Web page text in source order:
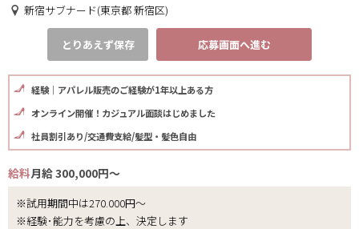
新宿サブナード(東京都 新宿区)
とりあえず保存 応募画面へ進む
経験｜アパレル販売のご経験が1年以上ある方
オンライン開催！カジュアル面談はじめました
社員割引あり/交通費支給/髪型・髪色自由
給料月給 300,000円～
※試用期間中は270.000円～
※経験･能力を考慮の上、決定します